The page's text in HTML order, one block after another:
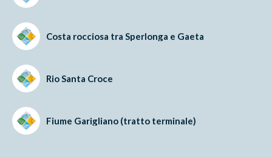
Costa rocciosa tra Sperlonga e Gaeta
Rio Santa Croce
Fiume Garigliano (tratto terminale)